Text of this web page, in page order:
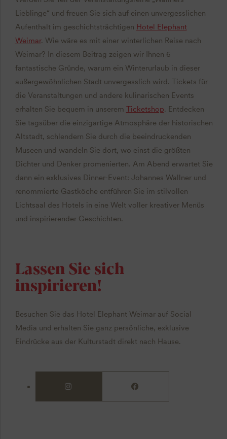
Lieblinge“ und freuen Sie sich auf einen unvergesslichen
Aufenthalt im geschichtsträchtigen Hotel Elephant
Weimar. Wie wäre es mit einer winterlichen Reise nach
Weimar? In diesem Beitrag zeigen wir Ihnen 6
fantastische Gründe, warum ein Winterurlaub in dieser
außergewöhnlichen Stadt unvergesslich wird. Tickets für
die Veranstaltungen und andere kulinarischen Events
erhalten Sie bequem in unserem Ticketshop. Entdecken
Sie tagsüber die einzigartige Atmosphäre der historischen
Altstadt, schlendern Sie durch die beeindruckenden
Museen und wandeln Sie dort, wo einst die größten
Dichter und Denker promenierten. Am Abend erwartet Sie
dann ein exklusives Dinner-Event: Johannes Wallner und
renommierte Gastköche entführen Sie im stilvollen
Lichtsaal des Hotels in eine Welt voller kreativer Menüs
und inspirierender Geschichten.
Lassen Sie sich
inspirieren!
Besuchen Sie das Hotel Elephant Weimar auf Social
Media und erhalten Sie ganz persönliche, exklusive
Eindrücke aus der Kulturstadt direkt nach Hause.